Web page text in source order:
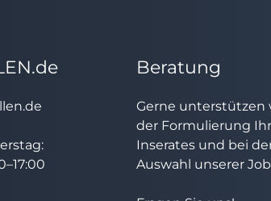
Beratung
Gerne unterstützen
der Formulierung
Inserates und bei
Auswahl unserer